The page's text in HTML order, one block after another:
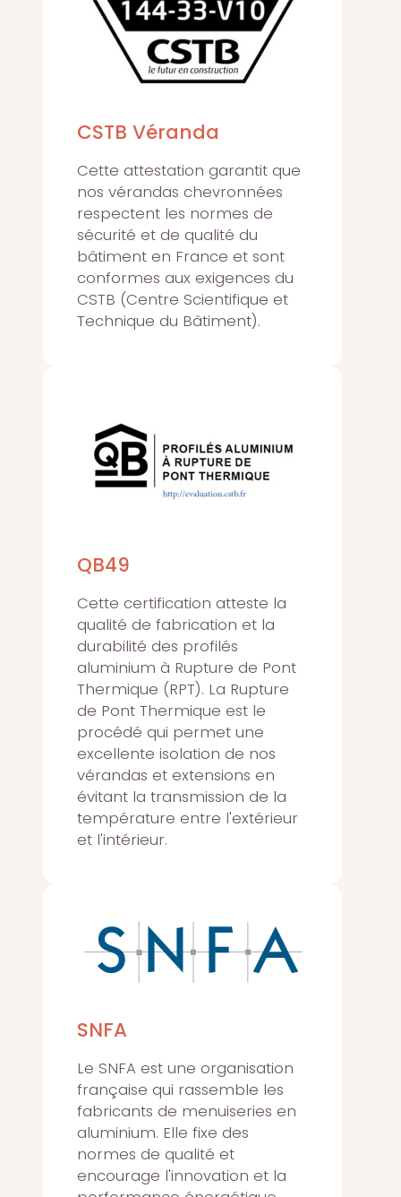
CSTB Véranda
Cette attestation garantit que
nos vérandas chevronnées
respectent les normes de
sécurité et de qualité du
bâtiment en France et sont
conformes aux exigences du
CSTB (Centre Scientifique et
Technique du Bâtiment).
QB49
Cette certification atteste la
qualité de fabrication et la
durabilité des profilés
aluminium à Rupture de Pont
Thermique (RPT). La Rupture
de Pont Thermique est le
procédé qui permet une
excellente isolation de nos
vérandas et extensions en
évitant la transmission de la
température entre l'extérieur
et l'intérieur.
SNFA
Le SNFA est une organisation
française qui rassemble les
fabricants de menuiseries en
aluminium. Elle fixe des
normes de qualité et
encourage l'innovation et la